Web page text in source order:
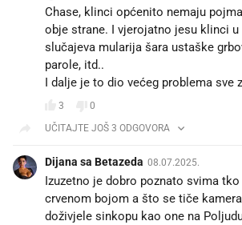
Chase, klinci općenito nemaju
obje strane. I vjerojatno jesu klinci
slučajeva mularija šara ustaške
parole, itd..
I dalje je to dio većeg problema sve
3
0
UČITAJTE JOŠ 3 ODGOVORA
Dijana sa Betazeda 08.07.2025.
Izuzetno je dobro poznato svima
crvenom bojom a što se tiče
doživjele sinkopu kao one na